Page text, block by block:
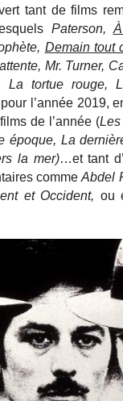
tant de films
Paterson,
Demain tout
Mr. Turner,
La tortue rouge,
l’année 2019,
de l’année (Les
époque, La
la mer)…et tant
commeAbdel
et Occident, ou